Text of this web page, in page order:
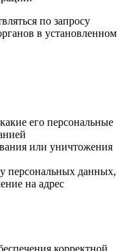
по запросу
в установленном
его персональные
или уничтожения
персональных данных,
на адрес
корректной